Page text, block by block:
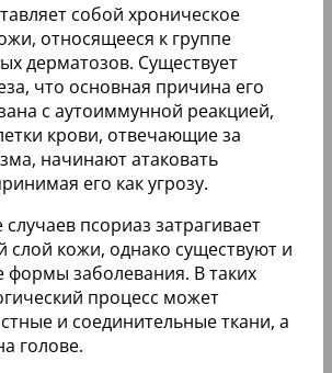
собой хроническое
относящееся к группе
дерматозов. Существует
что основная причина его
с аутоиммунной реакцией,
крови, отвечающие за
начинают атаковать
его как угрозу.
псориаз затрагивает
слой кожи, однако существуют и
формы заболевания. В таких
процесс может
и соединительные ткани, а
голове.